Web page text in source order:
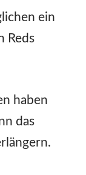
ein
Reds
haben
das